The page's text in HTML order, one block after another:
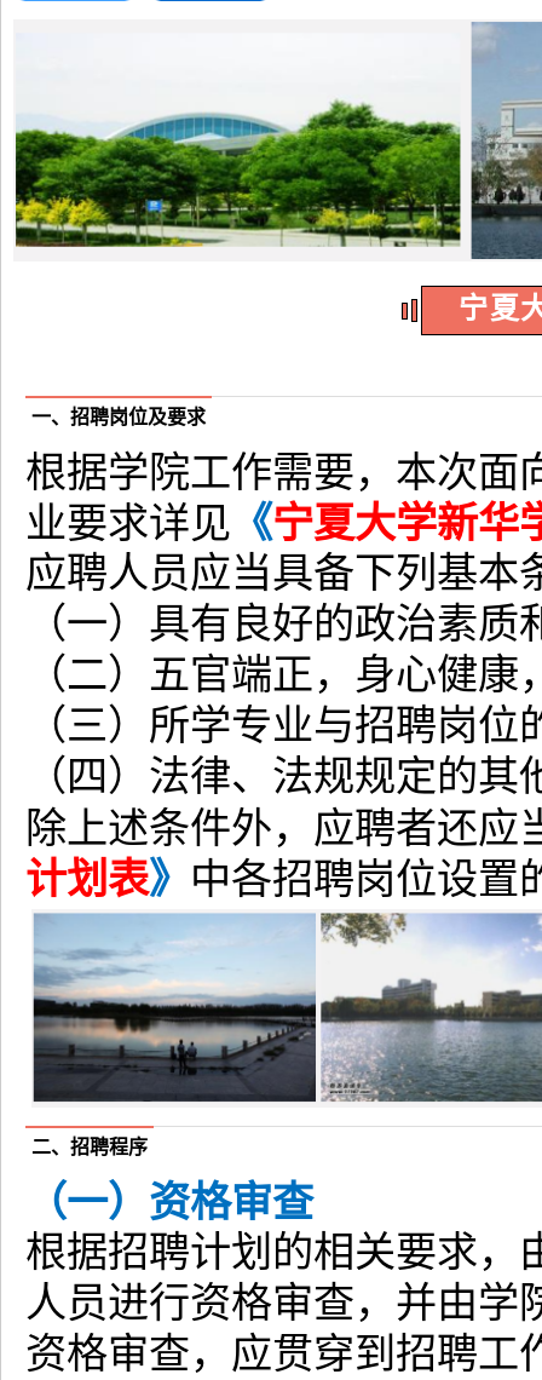
宁夏
一、招聘岗位及要求
根据学院工作需要，本次面
业要求详见 《宁夏大学新华
应聘人员应当具备下列基本
（一）具有良好的政治素
（二）五官端正，身心健
（三）所学专业与招聘岗位
（四）法律、法规规定的其
除上述条件外，应聘者还应
计划表》 中各招聘岗位设置
二、招聘程序
（一）资格审查
根据招聘计划的相关要求，
人员进行资格审查，并由
资格审查，应贯穿到招聘工